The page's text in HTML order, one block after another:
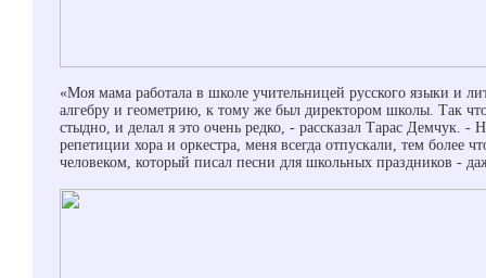
«Моя мама работала в школе учительницей русского языки и
алгебру и геометрию, к тому же был директором школы. Так
стыдно, и делал я это очень редко, - рассказал Тарас Демчук. -
репетиции хора и оркестра, меня всегда отпускали, тем более
человеком, который писал песни для школьных праздников -